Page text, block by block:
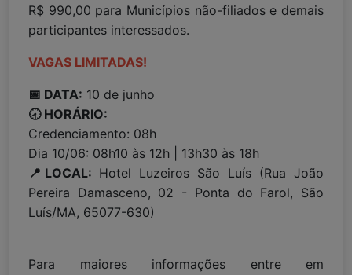
R$ 990,00 para Municípios não-filiados e demais
participantes interessados.
VAGAS LIMITADAS!
📅 DATA: 10 de junho
🕣 HORÁRIO:
Credenciamento: 08h
Dia 10/06: 08h10 às 12h | 13h30 às 18h
📍LOCAL: Hotel Luzeiros São Luís (Rua João
Pereira Damasceno, 02 - Ponta do Farol, São
Luís/MA, 65077-630)
Para maiores informações entre em